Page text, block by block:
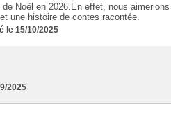
Noël en 2026.En effet, nous
une histoire de contes racontée.
le 15/10/2025
2025